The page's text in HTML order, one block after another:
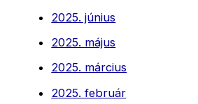
2025. június
2025. május
2025. március
2025. február